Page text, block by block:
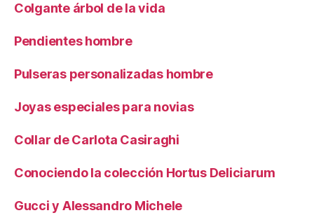
Colgante árbol de la vida
Pendientes hombre
Pulseras personalizadas hombre
Joyas especiales para novias
Collar de Carlota Casiraghi
Conociendo la colección Hortus Deliciarum
Gucci y Alessandro Michele